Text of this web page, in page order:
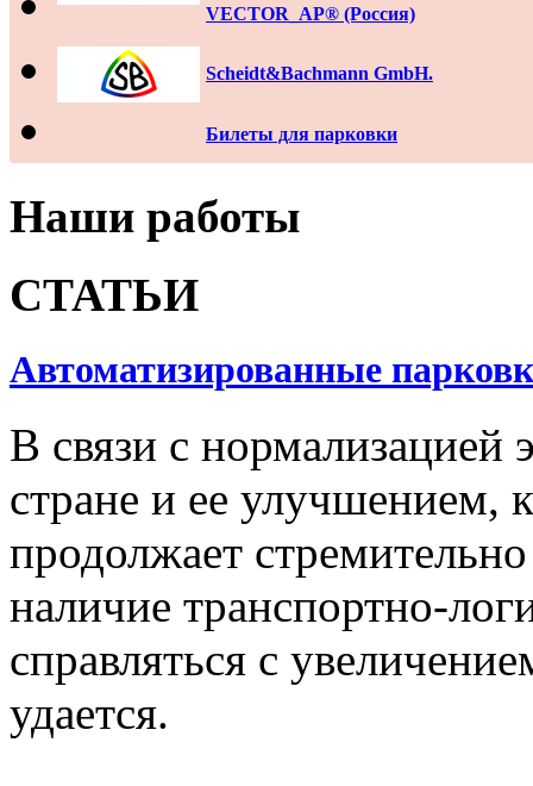
VECTOR_AP® (Россия)
Scheidt&Bachmann GmbH.
Билеты для парковки
Наши работы
СТАТЬИ
Автоматизированные
В связи с нормализацией
стране и ее улучшением,
продолжает
наличие транспортно-
справляться с
удается.